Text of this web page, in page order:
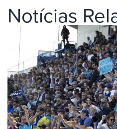
Notícias